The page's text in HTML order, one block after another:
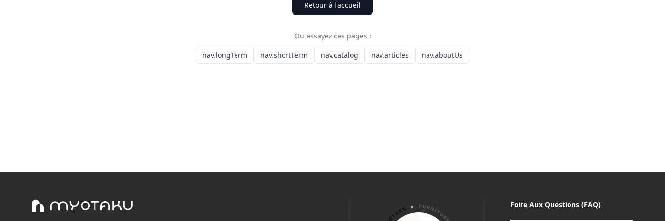
Retour à l'accueil
Ou essayez ces pages :
nav.longTerm nav.shortTerm nav.catalog nav.articles nav.aboutUs
Foire Aux Questions (FAQ)